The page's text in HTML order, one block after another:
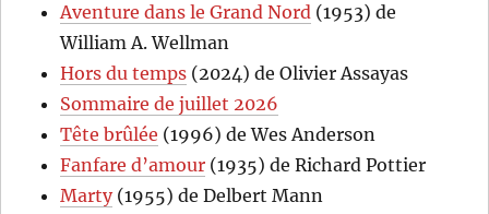
Aventure dans le Grand Nord (1953) de
William A. Wellman
Hors du temps (2024) de Olivier Assayas
Sommaire de juillet 2026
Tête brûlée (1996) de Wes Anderson
Fanfare d’amour (1935) de Richard Pottier
Marty(1955) de Delbert Mann